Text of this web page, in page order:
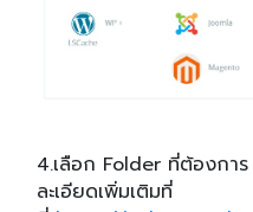
4.เลือก Folder ที่ต้องกา
ละเอียดเพิ่มเติมที่